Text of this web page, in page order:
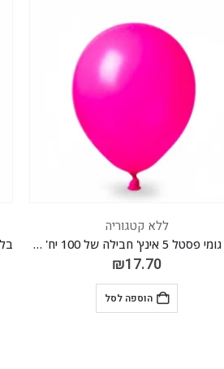
ללא קטגוריה
בלון גומי פסטל 5 אינץ' חבילה של 100 יח' LIGHT PINK 031
₪17.70
הוספה לסל